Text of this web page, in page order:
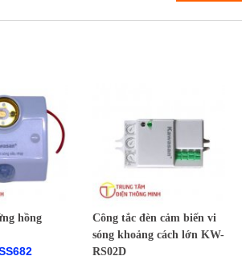
hồng
Công tắc đèn cảm biến vi
sóng khoảng cách lớn KW-
RS02D